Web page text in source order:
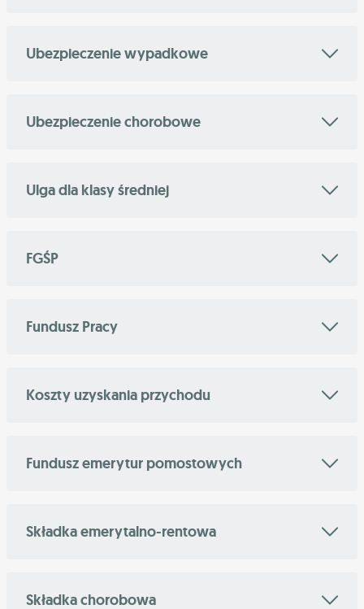
Ubezpieczenie wypadkowe
Ubezpieczenie chorobowe
Ulga dla klasy średniej
FGŚP
Fundusz Pracy
Koszty uzyskania przychodu
Fundusz emerytur pomostowych
Składka emerytalno-rentowa
Składka chorobowa